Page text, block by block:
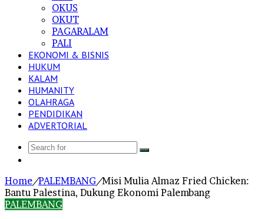
OKUS
OKUT
PAGARALAM
PALI
EKONOMI & BISNIS
HUKUM
KALAM
HUMANITY
OLAHRAGA
PENDIDIKAN
ADVERTORIAL
Search
Home/PALEMBANG/Misi Mulia Almaz Fried Chicken:
Bantu Palestina, Dukung Ekonomi Palembang
PALEMBANG